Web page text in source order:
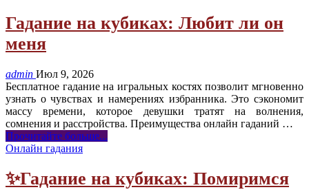
Гадание на кубиках: Любит ли он
меня
admin Июл 9, 2026
Бесплатное гадание на игральных костях позволит мгновенно
узнать о чувствах и намерениях избранника. Это сэкономит
массу времени, которое девушки тратят на волнения,
сомнения и расстройства. Преимущества онлайн гаданий …
Прочитайте больше...
Онлайн гадания
✨Гадание на кубиках: Помиримся